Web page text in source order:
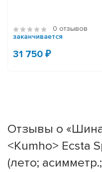
0 отзывов
заканчивается
31 750 ₽
Отзывы о «Шина
<Kumho> Ecsta
(лето;